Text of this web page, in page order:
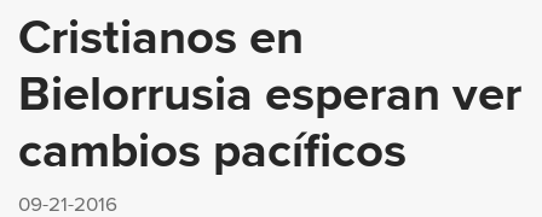
Cristianos en
Bielorrusia esperan ver
cambios pacíficos
09-21-2016